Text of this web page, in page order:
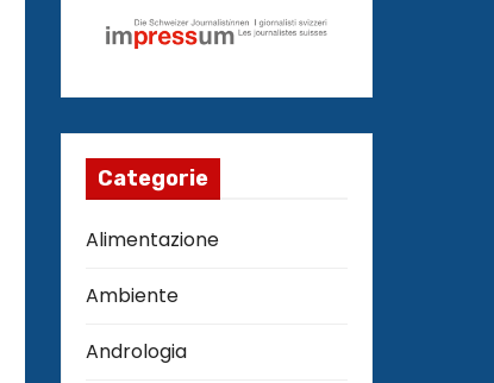
Categorie
Alimentazione
Ambiente
Andrologia